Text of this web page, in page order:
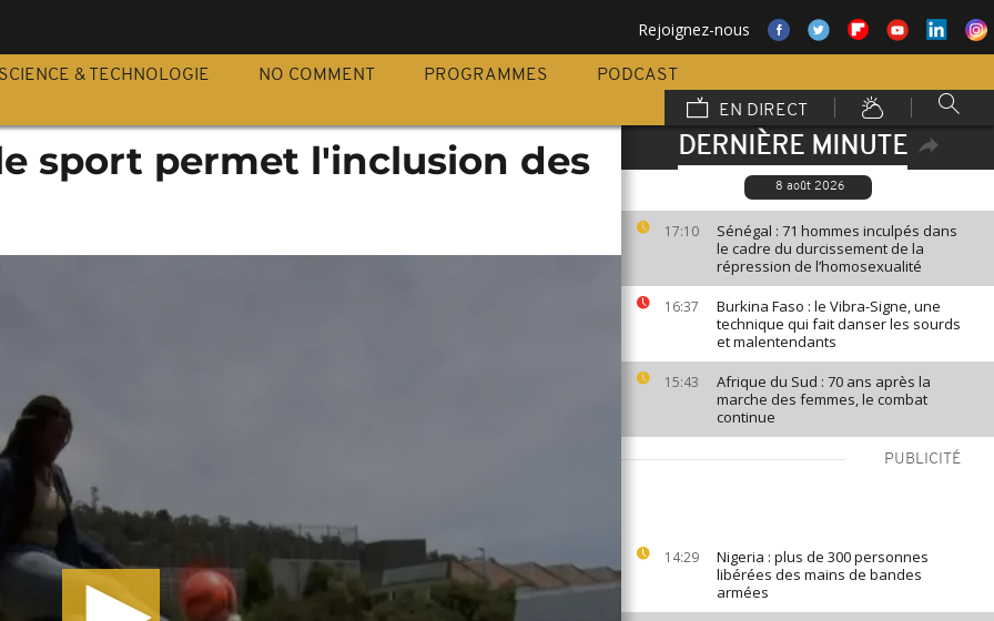
Rejoignez-nous
SCIENCE & TECHNOLOGIE NO COMMENT PROGRAMMES
PODCAST
EN DIRECT
DERNIÈRE MINUTE
8 août 2026
17:10
Sénégal : 71 hommes inculpés dans
le cadre du durcissement de la
répression de l’homosexualité
16:37
Burkina Faso : le Vibra-Signe, une
technique qui fait danser les sourds
et malentendants
15:43
Afrique du Sud : 70 ans après la
marche des femmes, le combat
continue
PUBLICITÉ
14:29
Nigeria : plus de 300 personnes
libérées des mains de bandes
armées
sport permet l'inclusion des